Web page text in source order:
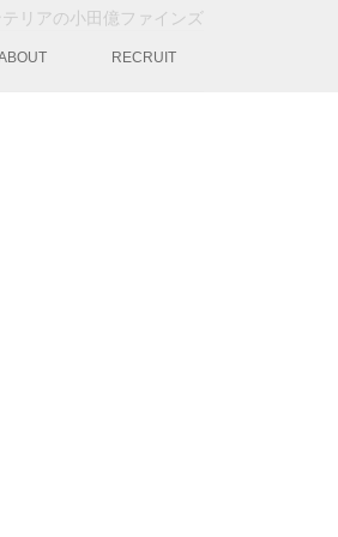
リアの小田億ファインズ
RECRUIT